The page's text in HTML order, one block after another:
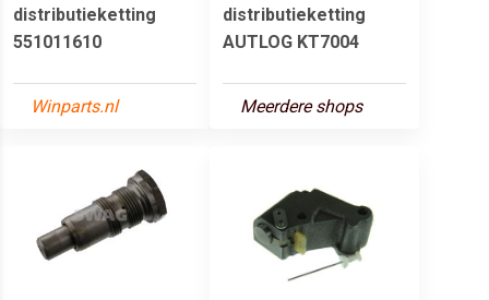
distributieketting
551011610
Winparts.nl
distributieketting
AUTLOG KT7004
Meerdere shops